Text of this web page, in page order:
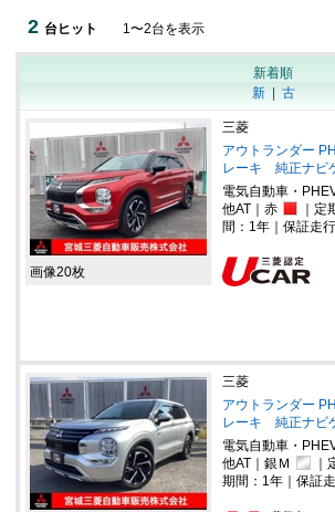
2 台ヒット 1〜2台を表示
新着順
新| 古
画像20枚
三菱
アウトランダー
レーキ 純正ナビ
電気自動車・
他AT｜赤
｜定
間：1年｜保証走
三菱
アウトランダー
レーキ 純正ナビ
電気自動車・
他AT｜銀Ｍ
｜
期間：1年｜保証